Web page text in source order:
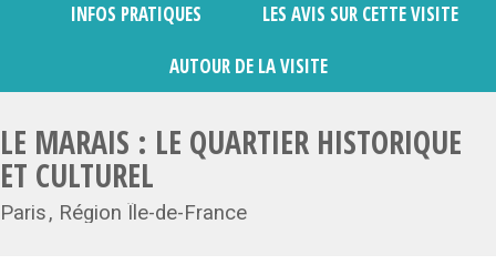
INFOS PRATIQUES LES AVIS SUR CETTE VISITE
AUTOUR DE LA VISITE
LE MARAIS : LE QUARTIER HISTORIQUE
ET CULTUREL
Paris Région Île-de-France